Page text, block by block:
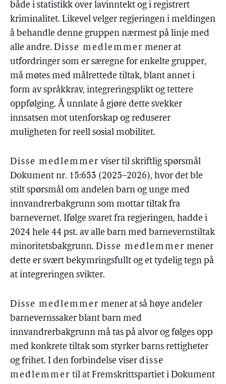
både i statistikk over lavinntekt og i registrert
kriminalitet. Likevel velger regjeringen i meldingen
å behandle denne gruppen nærmest på linje med
alle andre. Disse medlemmer mener at
utfordringer som er særegne for enkelte grupper,
må møtes med målrettede tiltak, blant annet i
form av språkkrav, integreringsplikt og tettere
oppfølging. Å unnlate å gjøre dette svekker
innsatsen mot utenforskap og reduserer
muligheten for reell sosial mobilitet.
Disse medlemmer viser til skriftlig spørsmål
Dokument nr. 15:653 (2025–2026), hvor det ble
stilt spørsmål om andelen barn og unge med
innvandrerbakgrunn som mottar tiltak fra
barnevernet. Ifølge svaret fra regjeringen, hadde i
2024 hele 44 pst. av alle barn med barnevernstiltak
minoritetsbakgrunn. Disse medlemmer mener
dette er svært bekymringsfullt og et tydelig tegn på
at integreringen svikter.
Disse medlemmer mener at så høye andeler
barnevernssaker blant barn med
innvandrerbakgrunn må tas på alvor og følges opp
med konkrete tiltak som styrker barns rettigheter
og frihet. I den forbindelse viser disse
medlemmer til at Fremskrittspartiet i Dokument